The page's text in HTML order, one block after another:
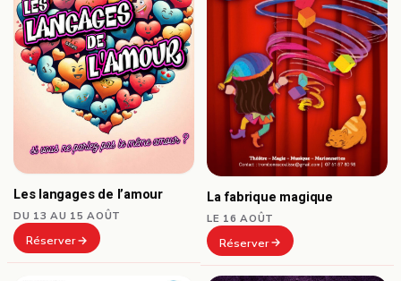
Les langages de l’amour
DU 13 AU 15 AOÛT
Réserver
La fabrique magique
LE 16 AOÛT
Réserver